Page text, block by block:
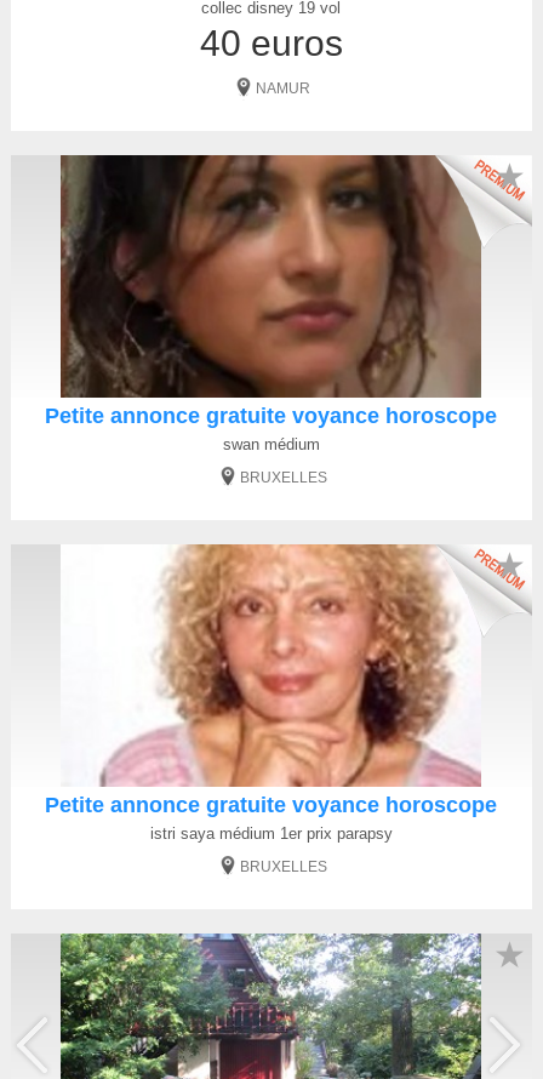
collec disney 19 vol
40 euros
NAMUR
Petite annonce gratuite voyance horoscope
swan médium
BRUXELLES
★
Petite annonce gratuite voyance horoscope
istri saya médium 1er prix parapsy
BRUXELLES
★
★